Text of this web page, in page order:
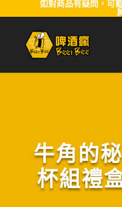
如對商品有疑問，可
牛角的
杯組禮